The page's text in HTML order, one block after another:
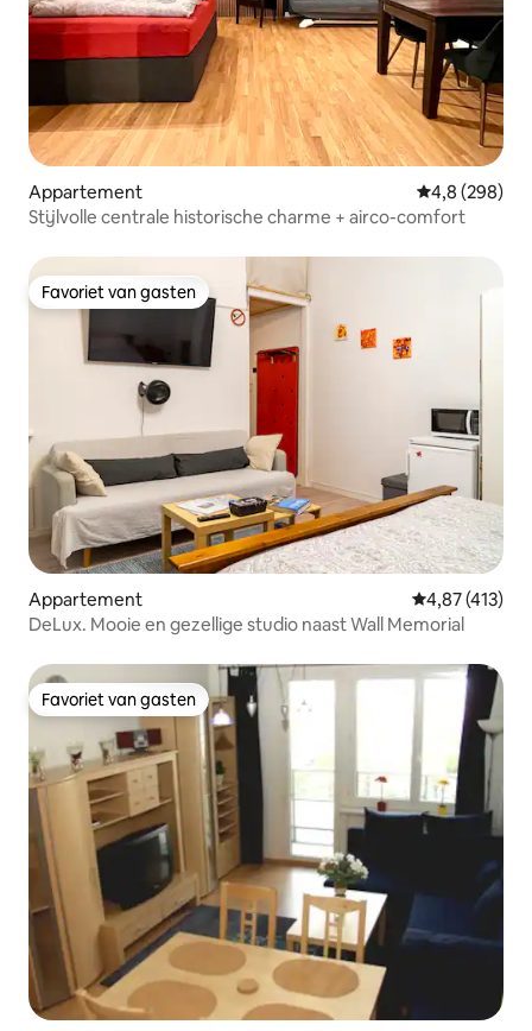
Appartement Gemiddelde
4,8 (298)
Stijlvolle centrale historische charme + airco-comfort
Favoriet van gasten
Favoriet van gasten
Appartement Gemiddelde
4,87 (413)
DeLux. Mooie en gezellige studio naast Wall Memorial
Favoriet van gasten
Favoriet van gasten